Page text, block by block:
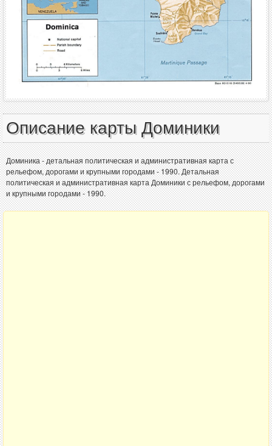
Описание карты Доминики
Доминика - детальная политическая и административная карта с
рельефом, дорогами и крупными городами - 1990. Детальная
политическая и административная карта Доминики с рельефом, дорогами
и крупными городами - 1990.